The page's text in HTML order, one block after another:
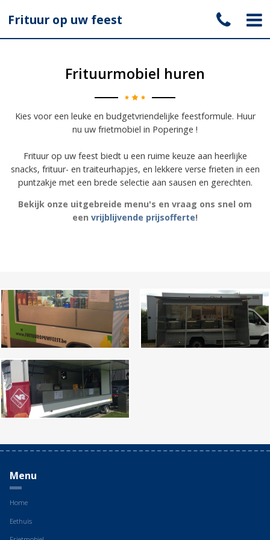
Frituur op uw feest
Frituurmobiel huren
Kies voor een leuke en budgetvriendelijke feestformule. Huur
nu uw frietmobiel in Poperinge !
Frituur op uw feest biedt u een ruime keuze aan heerlijke
snacks, frituur- en traiteurhapjes, en lekkere verse frieten in een
puntzakje met een brede selectie aan sausen en gerechten.
Bekijk onze uitgebreide menu's en vraag ons snel om
een vrijblijvende prijsofferte!
Menu
Home
Eethuis